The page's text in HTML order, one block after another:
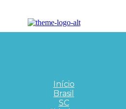
Início
Brasil
SC